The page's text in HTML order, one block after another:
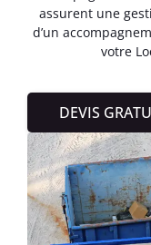
assurent une
d’un
votre
DEVIS